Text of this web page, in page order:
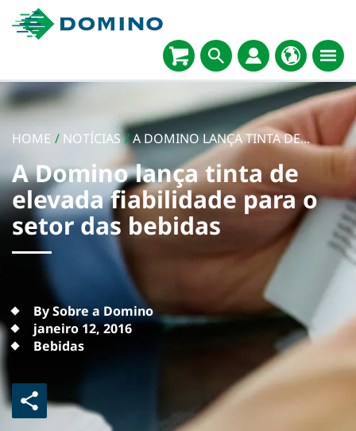
HOME / NOTÍCIAS /A DOMINO LANÇA TINTA DE...
A Domino lança tinta de
elevada fiabilidade para o
setor das bebidas
By Sobre a Domino
janeiro 12, 2016
Bebidas